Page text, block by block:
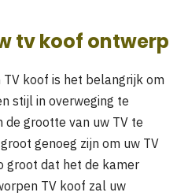
tv koof ontwerp
koof is het belangrijk om
stijl in overweging te
de grootte van uw TV te
genoeg zijn om uw TV
groot dat het de kamer
TV koof zal uw